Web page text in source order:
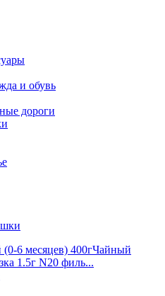
и обувь
дороги
6 месяцев) 400гЧайный
1.5г N20 филь...